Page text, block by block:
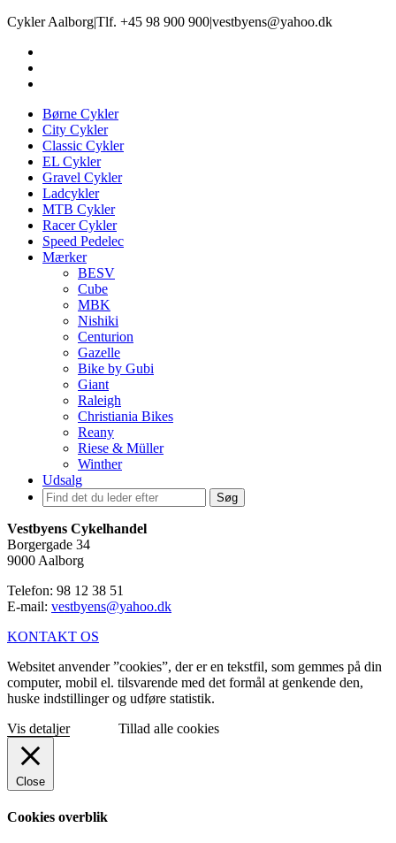
Cykler Aalborg|Tlf. +45 98 900 900|vestbyens@yahoo.dk
Børne Cykler
City Cykler
Classic Cykler
EL Cykler
Gravel Cykler
Ladcykler
MTB Cykler
Racer Cykler
Speed Pedelec
Mærker
BESV
Cube
MBK
Nishiki
Centurion
Gazelle
Bike by Gubi
Giant
Raleigh
Christiania Bikes
Reany
Riese & Müller
Winther
Udsalg
Søg
Vestbyens Cykelhandel
Borgergade 34
9000 Aalborg
Telefon: 98 12 38 51
E-mail: vestbyens@yahoo.dk
KONTAKT OS
Websitet anvender ”cookies”, der er en tekstfil, som gemmes på din
computer, mobil el. tilsvarende med det formål at genkende den,
huske indstillinger og udføre statistik.
Vis detaljer
Tillad alle cookies
Close
Cookies overblik